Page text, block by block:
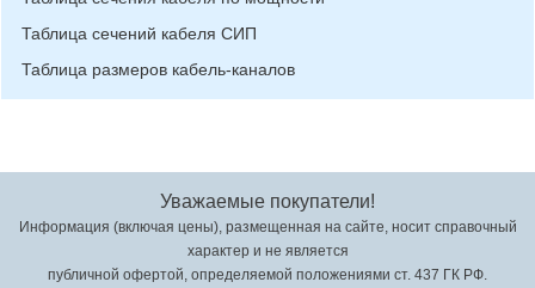
Таблица сечений кабеля СИП
Таблица размеров кабель-каналов
Уважаемые покупатели!
Информация (включая цены), размещенная на сайте, носит справочный
характер и не является
публичной офертой, определяемой положениями ст. 437 ГК РФ.